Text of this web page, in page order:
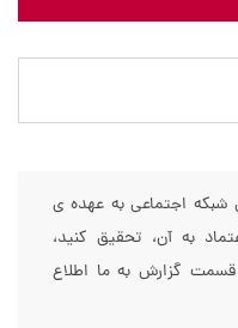
شبکه اجتماعی به عهده ی
به آن، تحقیق کنید،
گزارش به ما اطلاع